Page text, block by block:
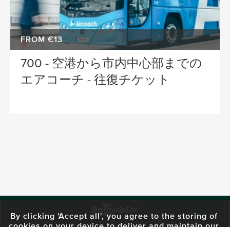
FROM €13
700 - 空港から市内中心部までの
エアコーチ - 往復チケット
By clicking 'Accept all', you agree to the storing of